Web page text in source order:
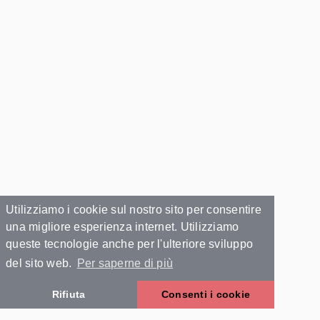
Utilizziamo i cookie sul nostro sito per consentire
una migliore esperienza internet. Utilizziamo
queste tecnologie anche per l'ulteriore sviluppo
del sito web.
Per saperne di più
Rifiuta Consenti i cookie